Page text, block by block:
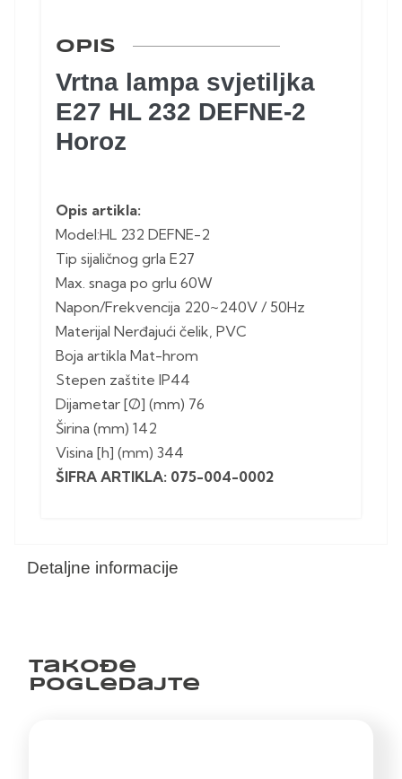
Detaljne informacije
OPIS
Vrtna lampa svjetiljka
E27 HL 232 DEFNE-2
Horoz
Opis artikla:
Model:HL 232 DEFNE-2
Tip sijaličnog grla E27
Max. snaga po grlu 60W
Napon/Frekvencija 220~240V / 50Hz
Materijal Nerđajući čelik, PVC
Boja artikla Mat-hrom
Stepen zaštite IP44
Dijametar [Ø] (mm) 76
Širina (mm) 142
Visina [h] (mm) 344
ŠIFRA ARTIKLA: 075-004-0002
Takođe
pogledajte